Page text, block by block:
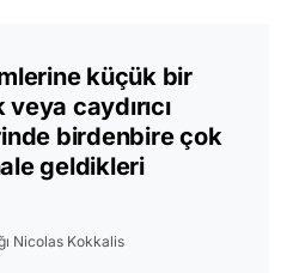
küçük bir
caydırıcı
birdenbire çok
geldikleri
Nicolas Kokkalis